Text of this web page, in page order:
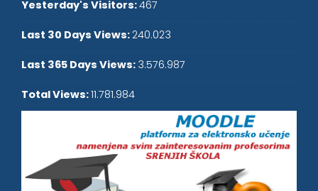
Yesterday's Visitors:467
Last 30 Days Views: 240.023
Last 365 Days Views: 3.576.987
Total Views:11.781.984